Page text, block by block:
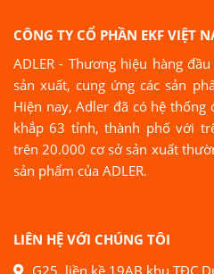
CÔNG TY CỔ PHẦN EKF VIỆT
ADLER - Thương hiệu hàng
sản xuất, cung ứng các sản
Hiện nay, Adler đã có hệ
khắp 63 tỉnh, thành phố với
trên 20.000 cơ sở sản xuất
sản phẩm của ADLER.
LIÊN HỆ VỚI CHÚNG TÔI
G25, liền kề 19AB khu TĐC